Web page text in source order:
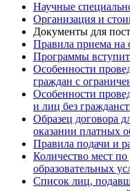
Научные
Организация и
Документы для
Правила приема на
Программы
Особенности
граждан с
Особенности
и лиц без
Образец договора
оказании платных
Правила подачи и
Количество мест
образовательных
Список лиц,